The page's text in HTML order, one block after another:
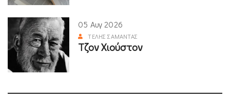
05 Αυγ 2026
ΤΈΛΗΣ ΣΑΜΑΝΤΆΣ
Τζον Χιούστον